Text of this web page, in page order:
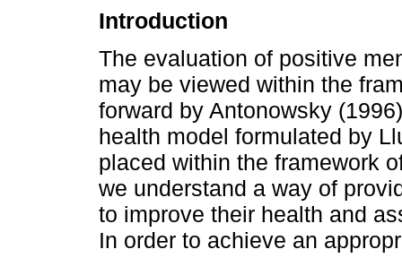
Introduction
The evaluation of positive
may be viewed within the
forward by Antonowsky
health model formulated by
placed within the framework
we understand a way of
to improve their health and
In order to achieve an